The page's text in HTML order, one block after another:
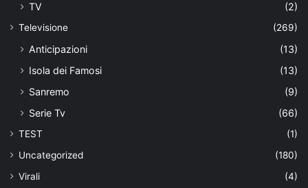
TV
(2)
Televisione (269)
Anticipazioni
(13)
Isola dei Famosi
(13)
Sanremo
(9)
Serie Tv
(66)
TEST
(1)
Uncategorized
(180)
Virali
(4)